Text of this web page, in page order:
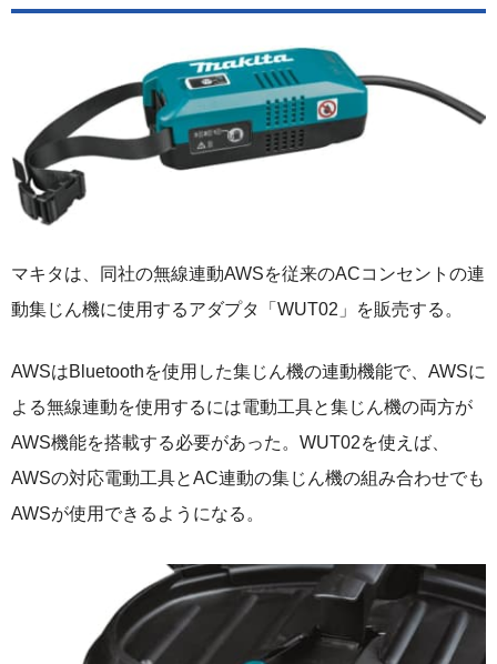
マキタは、同社の無線連動AWSを従来のACコンセントの連
動集じん機に使用するアダプタ「WUT02」を販売する。
AWSはBluetoothを使用した集じん機の連動機能で、AWSに
よる無線連動を使用するには電動工具と集じん機の両方が
AWS機能を搭載する必要があった。WUT02を使えば、
AWSの対応電動工具とAC連動の集じん機の組み合わせでも
AWSが使用できるようになる。